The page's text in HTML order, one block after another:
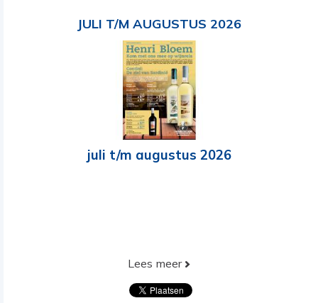
JULI T/M AUGUSTUS 2026
juli t/m augustus 2026
Lees meer